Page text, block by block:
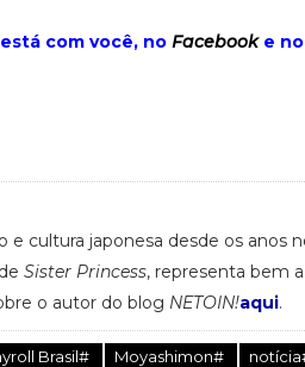
com você, noFacebooke no
e cultura japonesa desde os anos
Sister Princess, representa bem
o autor do blog NETOIN!aqui.
Brasil# Moyashimon#